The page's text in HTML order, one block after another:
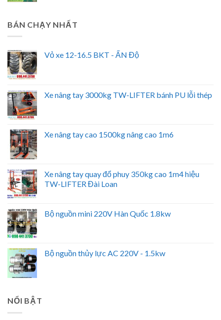
BÁN CHẠY NHẤT
Vỏ xe 12-16.5 BKT - ẤN Độ
Xe nâng tay 3000kg TW-LIFTER bánh PU lỗi thép
Xe nâng tay cao 1500kg nâng cao 1m6
Xe nâng tay quay đổ phuy 350kg cao 1m4 hiệu
TW-LIFTER Đài Loan
Bộ nguồn mini 220V Hàn Quốc 1.8kw
Bộ nguồn thủy lực AC 220V - 1.5kw
NỔI BẬT